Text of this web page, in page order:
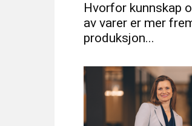
Hvorfor kunnskap
av varer er mer
produksjon...